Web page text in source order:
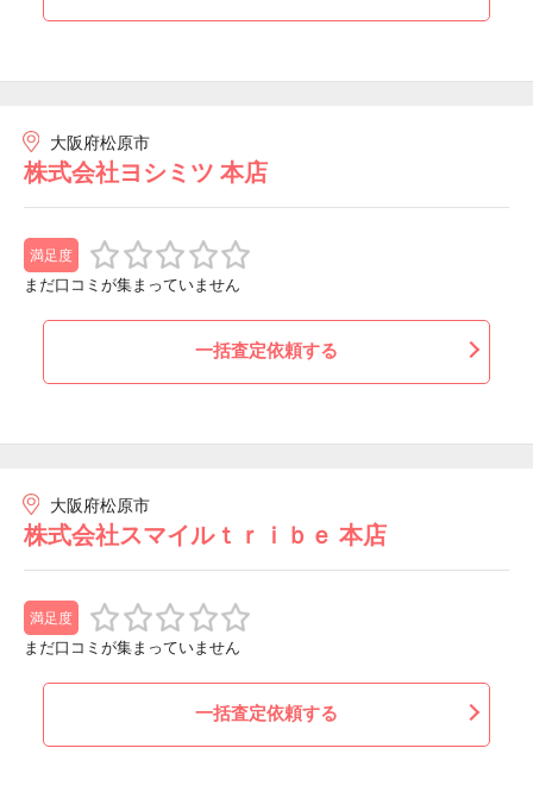
大阪府松原市
株式会社ヨシミツ 本店
満足度
まだ口コミが集まっていません
一括査定依頼する
大阪府松原市
株式会社スマイルｔｒｉｂｅ 本店
満足度
まだ口コミが集まっていません
一括査定依頼する